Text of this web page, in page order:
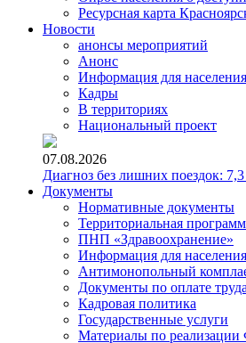
Ресурсная карта
Новости
анонсы мероприятий
Анонс
Информация для населения
Кадры
В территориях
Национальный проект
07.08.2026
Диагноз без лишних поездок:
Документы
Нормативные документы
Территориальная
ПНП «Здравоохранение»
Информация для населения
Антимонопольный
Документы по оплате труда
Кадровая политика
Государственные услуги
Материалы по